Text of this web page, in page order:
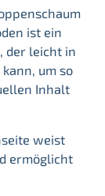
ist ein
der leicht in
um so
Inhalt
weist
ermöglicht